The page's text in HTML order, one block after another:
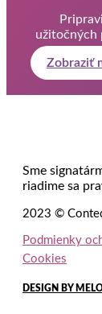
užitočných
Zobraziť
Sme
riadime sa
2023 ©
Podmienky
Cookies
DESIGN BY